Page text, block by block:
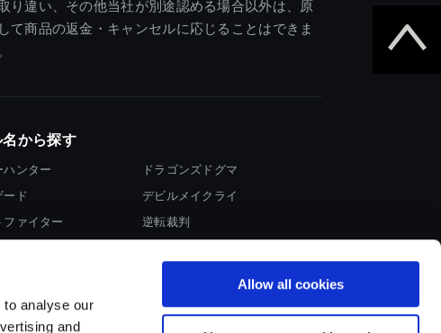
to analyse our
and
Allow all cookies
り違い、その他当社が別途認める場合以外は、原
て商品の返金・キャンセルに応じることはできま
から探す
ハンター
ード
ファイター
ドラゴンズドグマ
デビルメイクライ
逆転裁判